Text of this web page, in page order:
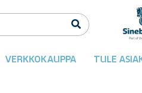
VERKKOKAUPPA TULE